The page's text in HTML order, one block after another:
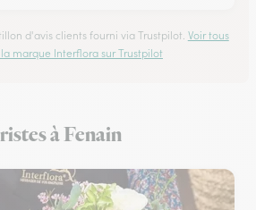
d'avis clients fourni via Trustpilot. Voir tous
la marque Interflora sur Trustpilot
à Fenain